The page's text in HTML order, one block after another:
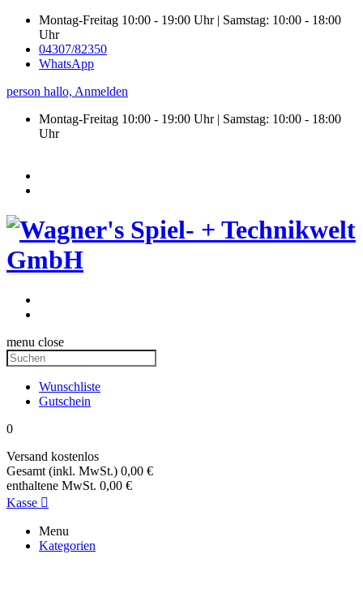
Montag-Freitag 10:00 - 19:00 Uhr | Samstag: 10:00 - 18:00
Uhr
04307/82350
WhatsApp
person hallo, Anmelden
Montag-Freitag 10:00 - 19:00 Uhr | Samstag: 10:00 - 18:00
Uhr
menu close
Wunschliste
Gutschein
0
Versand kostenlos
Gesamt (inkl. MwSt.) 0,00 €
enthaltene MwSt. 0,00 €
Kasse 
Menu
Kategorien